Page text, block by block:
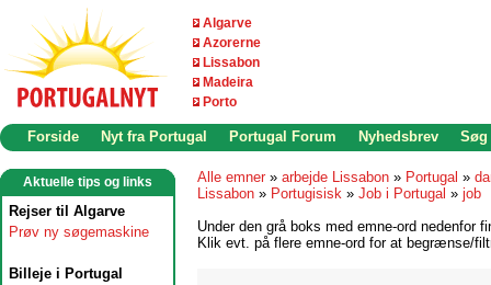
Algarve
Azorerne
Lissabon
Madeira
Porto
Forside Nyt fra Portugal Portugal Forum Nyhedsbrev Søg
Aktuelle tips og links
Rejser til Algarve
Prøv ny søgemaskine
Billeje i Portugal
Alle emner » arbejde Lissabon » Portugal »
Lissabon » Portugisisk » Job i Portugal » job
Under den grå boks med emne-ord nedenfor
Klik evt. på flere emne-ord for at begrænse/